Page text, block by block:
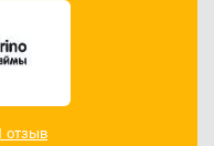
отзыв